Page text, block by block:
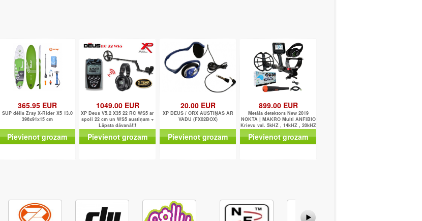
365.95 EUR
SUP dēlis Zray X-Rider X5 13.0
396x91x15 cm
Pievienot grozam
1049.00 EUR
XP Deus V5.2 X35 22 RC WS5 ar
spoli 22 cm un WS5 austiņam +
Lāpsta dāvanā!!!
Pievienot grozam
20.00 EUR
XP DEUS / ORX AUSTIŅAS AR
VADU (FX02BOX)
Pievienot grozam
899.00 EUR
Metāla detektors New 2019
NOKTA | MAKRO Multi ANFIBIO
Krievu val. 5kHZ , 14kHZ , 20kHZ
+ Lāpsta
Pievienot grozam